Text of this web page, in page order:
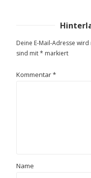
Deine E-Mail-Adresse
sind mit* markiert
Kommentar*
Name